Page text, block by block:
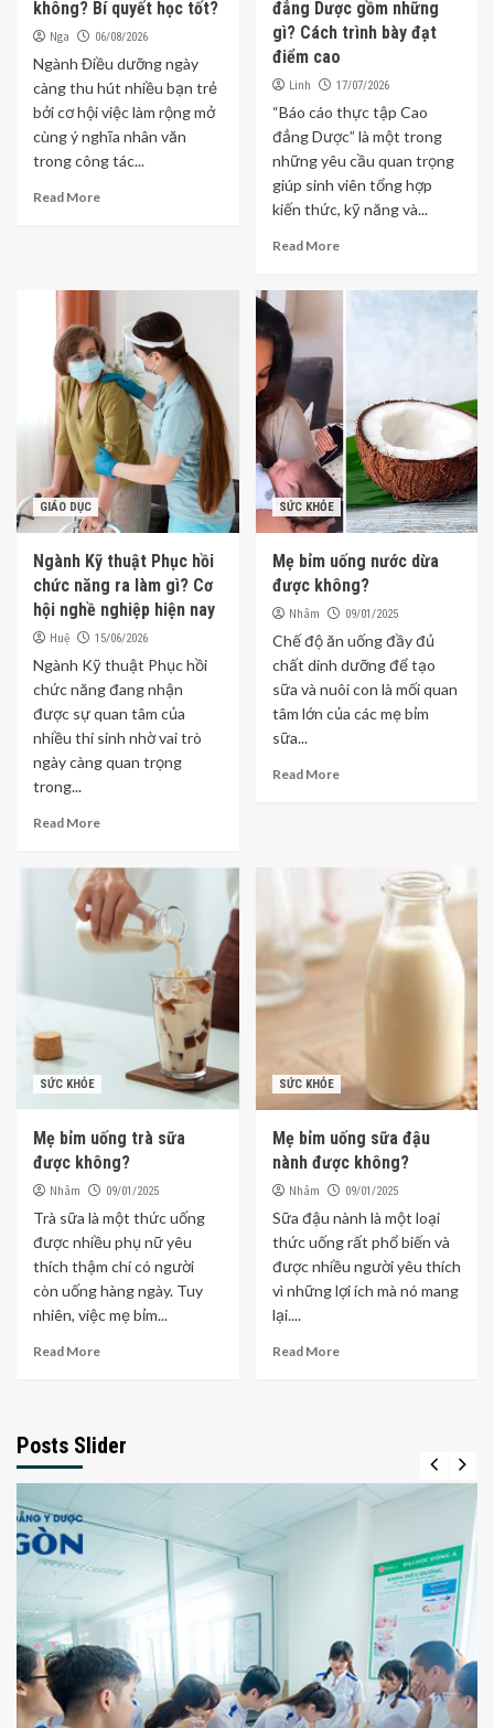
không? Bí quyết học tốt?
Nga 06/08/2026
Ngành Điều dưỡng ngày
càng thu hút nhiều bạn trẻ
bởi cơ hội việc làm rộng mở
cùng ý nghĩa nhân văn
trong công tác...
Read More
đẳng Dược gồm những
gì? Cách trình bày đạt
điểm cao
Linh 17/07/2026
“Báo cáo thực tập Cao
đẳng Dược” là một trong
những yêu cầu quan trọng
giúp sinh viên tổng hợp
kiến thức, kỹ năng và...
Read More
GIÁO DỤC
Ngành Kỹ thuật Phục hồi
chức năng ra làm gì? Cơ
hội nghề nghiệp hiện nay
Huệ 15/06/2026
Ngành Kỹ thuật Phục hồi
chức năng đang nhận
được sự quan tâm của
nhiều thí sinh nhờ vai trò
ngày càng quan trọng
trong...
Read More
SỨC KHỎE
Mẹ bỉm uống nước dừa
được không?
Nhâm 09/01/2025
Chế độ ăn uống đầy đủ
chất dinh dưỡng để tạo
sữa và nuôi con là mối quan
tâm lớn của các mẹ bỉm
sữa...
Read More
SỨC KHỎE
Mẹ bỉm uống trà sữa
được không?
Nhâm 09/01/2025
Trà sữa là một thức uống
được nhiều phụ nữ yêu
thích thậm chí có người
còn uống hàng ngày. Tuy
nhiên, việc mẹ bỉm...
Read More
SỨC KHỎE
Mẹ bỉm uống sữa đậu
nành được không?
Nhâm 09/01/2025
Sữa đậu nành là một loại
thức uống rất phổ biến và
được nhiều người yêu thích
vì những lợi ích mà nó mang
lại....
Read More
Posts Slider